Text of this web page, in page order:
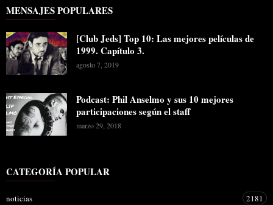
MENSAJES POPULARES
[Club Jeds] Top 10: Las mejores películas de
1999. Capítulo 3.
agosto 7, 2019
Podcast: Phil Anselmo y sus 10 mejores
participaciones según el staff
marzo 29, 2018
CATEGORÍA POPULAR
noticias
2181